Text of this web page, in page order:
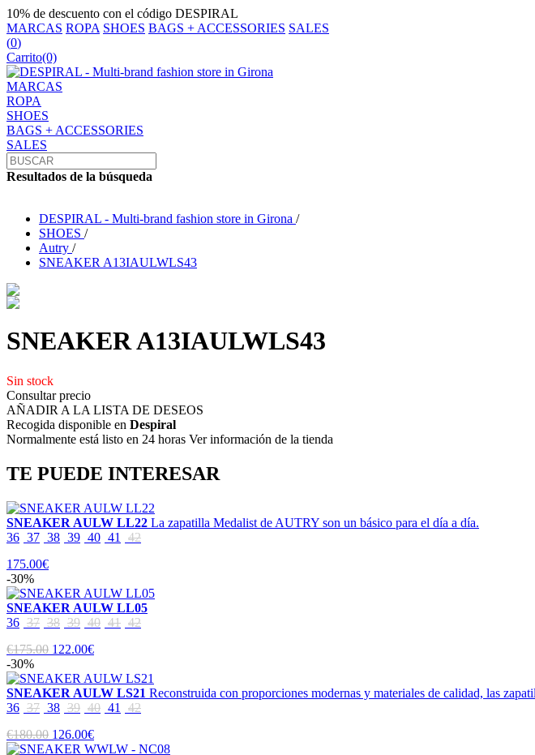
10% de descuento con el código DESPIRAL
MARCAS ROPA SHOES BAGS + ACCESSORIES SALES
(0)
Carrito(0)
MARCAS
ROPA
SHOES
BAGS + ACCESSORIES
SALES
Resultados de la búsqueda
DESPIRAL - Multi-brand fashion store in Girona /
SHOES /
Autry /
SNEAKER A13IAULWLS43
SNEAKER A13IAULWLS43
Sin stock
Consultar precio
AÑADIR A LA LISTA DE DESEOS
Recogida disponible en Despiral
Normalmente está listo en 24 horas Ver información de la tienda
TE PUEDE INTERESAR
SNEAKER AULW LL22 La zapatilla Medalist de AUTRY son un básico para el día a día.
36 37 38 39 40 41
42
175.00€
-30%
SNEAKER AULW LL05
36 37 38 39 40 41 42
€175.00 122.00€
-30%
SNEAKER AULW LS21 Reconstruida con proporciones modernas y materiales de calidad, las
36 37 38 39 40 41
42
€180.00 126.00€